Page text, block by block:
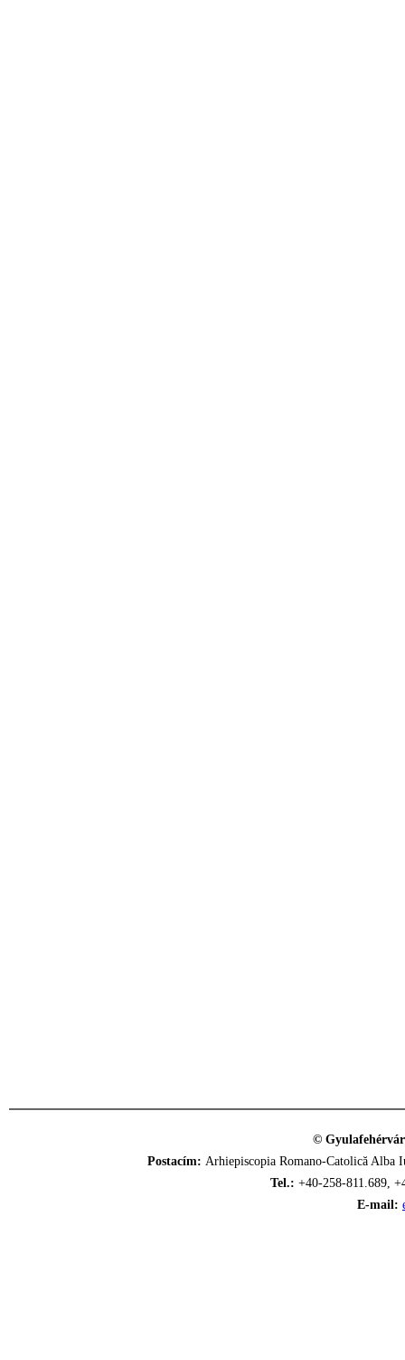
©
Postacím: Arhiepiscopia Romano-Catolică
Tel.: +40-258-811.689,
E-mail: